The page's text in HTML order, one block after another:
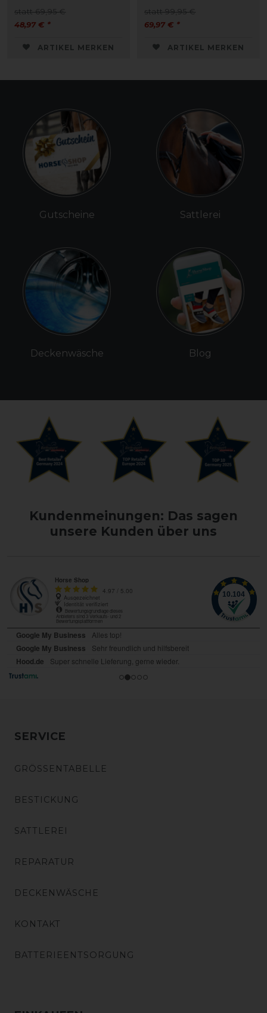
statt 69,95 €
48,97 € *
ARTIKEL MERKEN
statt 99,95 €
69,97 € *
ARTIKEL MERKEN
Gutscheine
Deckenwäsche
Sattlerei
Blog
Kundenmeinungen: Das sagen
unsere Kunden über uns
SERVICE
GRÖSSENTABELLE
BESTICKUNG
SATTLEREI
REPARATUR
DECKENWÄSCHE
KONTAKT
BATTERIEENTSORGUNG